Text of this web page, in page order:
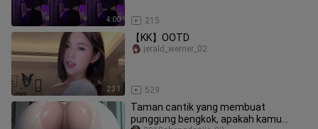
4:00 215
2:31
【KK】OOTD
529
jerald_werner_02
Taman cantik yang membuat
punggung bengkok, apakah kamu